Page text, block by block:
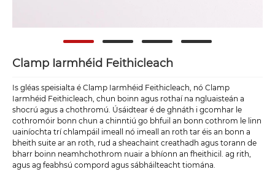
Clamp Iarmhéid Feithicleach
Is gléas speisialta é Clamp Iarmhéid Feithicleach, nó Clamp
Iarmhéid Feithicleach, chun boinn agus rothaí na ngluaisteán a
shocrú agus a chothromú. Úsáidtear é de ghnáth i gcomhar le
cothromóir bonn chun a chinntiú go bhfuil an bonn cothrom le linn
uainíochta trí chlampáil imeall nó imeall an roth tar éis an bonn a
bheith suite ar an roth, rud a sheachaint creathadh agus torann de
bharr boinn neamhchothrom nuair a bhíonn an fheithicil. ag rith,
agus ag feabhsú compord agus sábháilteacht tiomána.